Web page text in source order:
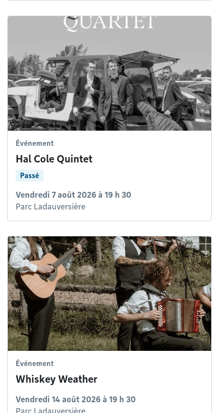
Événement
Hal Cole Quintet
Passé
Vendredi 7 août 2026 à 19 h 30
Parc Ladauversière
Événement
Whiskey Weather
Vendredi 14 août 2026 à 19 h 30